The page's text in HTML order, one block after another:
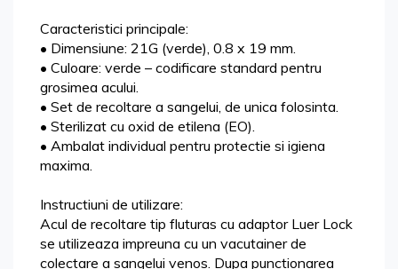
Caracteristici principale:
• Dimensiune: 21G (verde), 0.8 x 19 mm.
• Culoare: verde – codificare standard pentru
grosimea acului.
• Set de recoltare a sangelui, de unica folosinta.
• Sterilizat cu oxid de etilena (EO).
• Ambalat individual pentru protectie si igiena
maxima.
Instructiuni de utilizare:
Acul de recoltare tip fluturas cu adaptor Luer Lock
se utilizeaza impreuna cu un vacutainer de
colectare a sangelui venos. Dupa punctionarea